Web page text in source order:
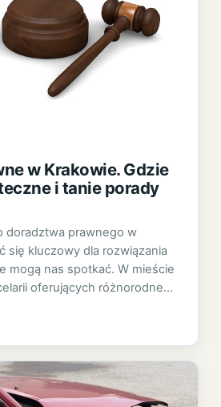
w Krakowie. Gdzie
i tanie porady
doradztwa prawnego w
się kluczowy dla rozwiązania
mogą nas spotkać. W mieście
oferujących różnorodne…